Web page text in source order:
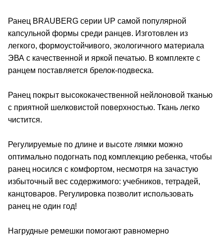
Ранец BRAUBERG серии UP самой популярной
капсульной формы среди ранцев. Изготовлен из
легкого, формоустойчивого, экологичного материала
ЭВА с качественной и яркой печатью. В комплекте с
ранцем поставляется брелок-подвеска.
Ранец покрыт высококачественной нейлоновой тканью
с приятной шелковистой поверхностью. Ткань легко
чистится.
Регулируемые по длине и высоте лямки можно
оптимально подогнать под комплекцию ребенка, чтобы
ранец носился с комфортом, несмотря на зачастую
избыточный вес содержимого: учебников, тетрадей,
канцтоваров. Регулировка позволит использовать
ранец не один год!
Нагрудные ремешки помогают равномерно